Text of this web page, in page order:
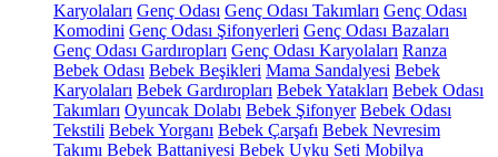
Karyolaları Genç Odası Genç Odası Takımları Genç Odası
Komodini Genç Odası Şifonyerleri Genç Odası Bazaları
Genç Odası Gardıropları Genç Odası Karyolaları Ranza
Bebek Odası Bebek Beşikleri Mama Sandalyesi Bebek
Karyolaları Bebek Gardıropları Bebek Yatakları Bebek Odası
Takımları Oyuncak Dolabı Bebek Şifonyer Bebek Odası
Tekstili Bebek Yorganı Bebek Çarşafı Bebek Nevresim
Takımı Bebek Battaniyesi Bebek Uyku Seti Mobilya